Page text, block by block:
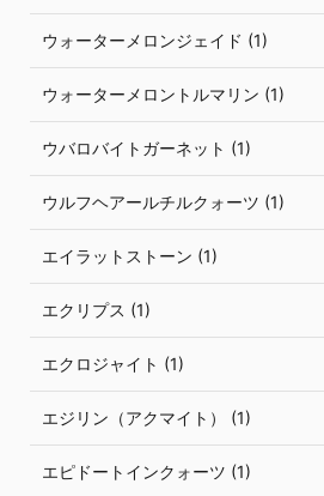
ウォーターメロンジェイド (1)
ウォーターメロントルマリン (1)
ウバロバイトガーネット (1)
ウルフヘアールチルクォーツ (1)
エイラットストーン (1)
エクリプス (1)
エクロジャイト (1)
エジリン（アクマイト） (1)
エピドートインクォーツ (1)